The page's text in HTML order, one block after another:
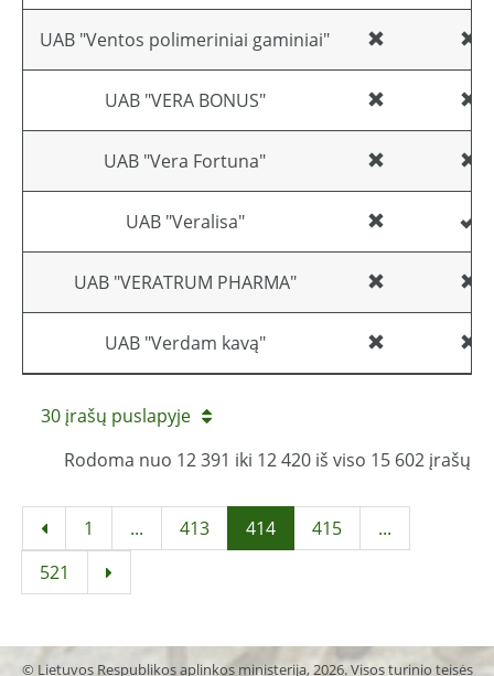
UAB "Ventos polimeriniai gaminiai"
UAB "VERA BONUS"
UAB "Vera Fortuna"
UAB "Veralisa"
UAB "VERATRUM PHARMA"
UAB "Verdam kavą"
30 įrašų puslapyje
Rodoma nuo 12 391 iki 12 420 iš viso 15 602 įrašų
1 ... 413 414 415
...
521
© Lietuvos Respublikos aplinkos ministerija, 2026. Visos turinio teisės